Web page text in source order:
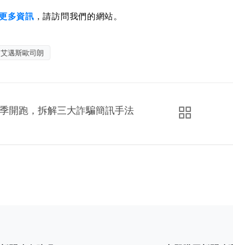
多資訊 ，請訪問我們的網站。
艾邁斯歐司朗
開跑，拆解三大詐騙簡訊手法